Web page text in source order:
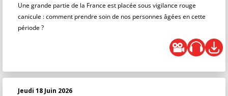
Une grande partie de la France est placée sous vigilance rouge
canicule : comment prendre soin de nos personnes âgées en cette
période ?
Jeudi 18 Juin 2026